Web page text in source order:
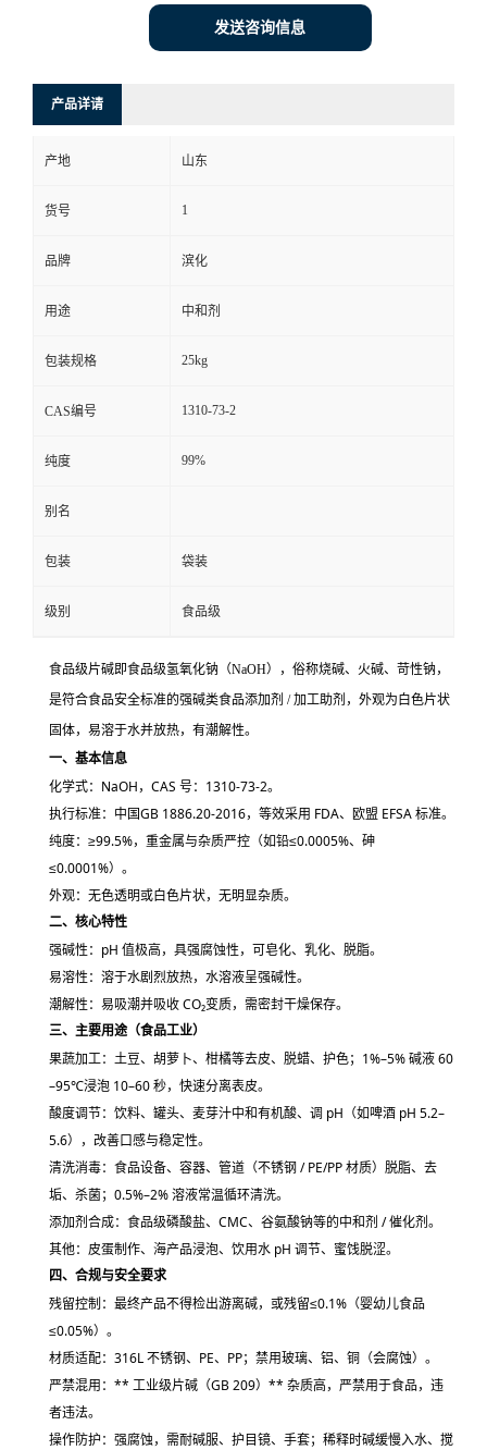
发送咨询信息
产品详请
产地 山东
货号 1
品牌 滨化
用途 中和剂
包装规格 25kg
CAS编号 1310-73-2
纯度 99%
别名
包装 袋装
级别 食品级
食品级片碱即食品级氢氧化钠（NaOH）
，俗称烧碱、火碱、苛性钠，
是符合食品安全标准的强碱类食品添加剂 / 加工助剂 ，外观为白色片状
固体，易溶于水并放热，有潮解性。
一、基本信息
化学式：NaOH，CAS 号：1310-73-2。
执行标准：中国GB 1886.20-2016，等效采用 FDA、欧盟 EFSA 标准。
纯度： ≥99.5%，重金属与杂质严控（如铅≤0.0005%、砷
≤0.0001%）。
外观：无色透明或白色片状，无明显杂质。
二、核心特性
强碱性：pH 值极高，具强腐蚀性，可皂化、乳化、脱脂。
易溶性：溶于水剧烈放热，水溶液呈强碱性。
潮解性：易吸潮并吸收 CO₂变质，需密封干燥保存。
三、主要用途（食品工业）
果蔬加工：土豆、胡萝卜、柑橘等去皮、脱蜡、护色；1%–5% 碱液 60
–95℃浸泡 10–60 秒，快速分离表皮。
酸度调节：饮料、罐头、麦芽汁中和有机酸、调 pH （如啤酒 pH 5.2–
5.6），改善口感与稳定性。
清洗消毒：食品设备、容器、管道（不锈钢 / PE/PP 材质） 脱脂、去
垢、杀菌；0.5%–2% 溶液常温循环清洗。
添加剂合成：食品级磷酸盐、CMC、谷氨酸钠等的中和剂 / 催化剂。
其他：皮蛋制作、海产品浸泡、饮用水 pH 调节、蜜饯脱涩。
四、合规与安全要求
残留控制：最终产品不得检出游离碱，或残留≤0.1%（婴幼儿食品
≤0.05%）。
材质适配： 316L 不锈钢、PE、PP；禁用玻璃、铝、铜（会腐蚀）。
严禁混用：** 工业级片碱（GB 209）** 杂质高，严禁用于食品，违
者违法。
操作防护：强腐蚀，需耐碱服、护目镜、手套；稀释时碱缓慢入水、搅